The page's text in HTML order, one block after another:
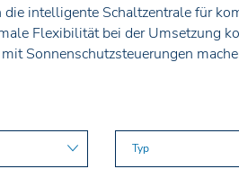
intelligente Schaltzentrale für
Flexibilität bei der Umsetzung
Sonnenschutzsteuerungen
Typ